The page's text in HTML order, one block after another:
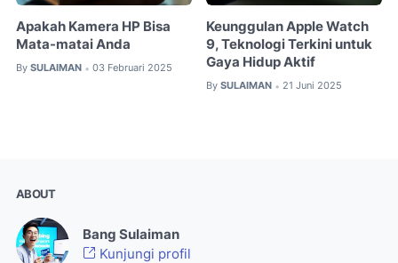
Apakah Kamera HP Bisa
Mata-matai Anda
By SULAIMAN • 03 Februari 2025
Keunggulan Apple Watch
9, Teknologi Terkini untuk
Gaya Hidup Aktif
By SULAIMAN • 21 Juni 2025
ABOUT
Bang Sulaiman
Kunjungi profil